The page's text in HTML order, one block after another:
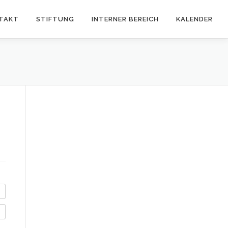
STIFTUNG INTERNER BEREICH KALENDER